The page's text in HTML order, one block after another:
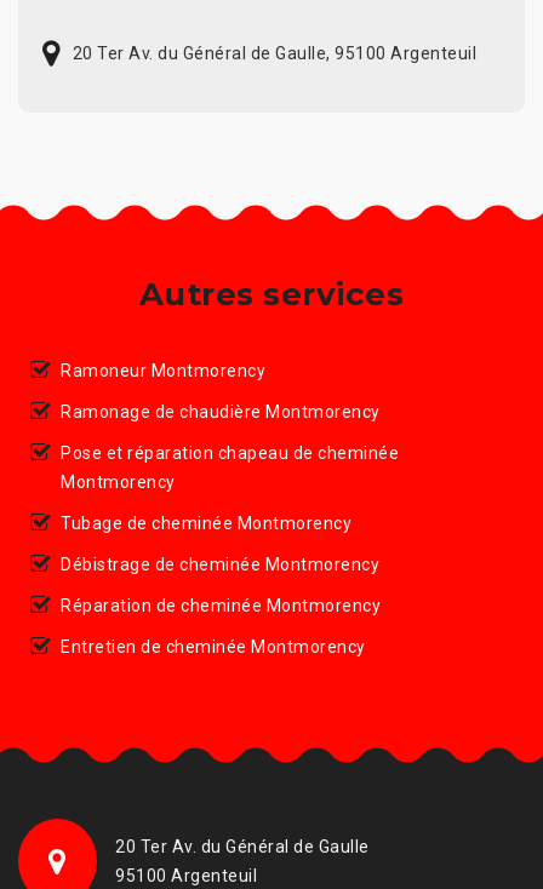
20 Ter Av. du Général de Gaulle, 95100 Argenteuil
Autres services
Ramoneur Montmorency
Ramonage de chaudière Montmorency
Pose et réparation chapeau de cheminée
Montmorency
Tubage de cheminée Montmorency
Débistrage de cheminée Montmorency
Réparation de cheminée Montmorency
Entretien de cheminée Montmorency
20 Ter Av. du Général de Gaulle
95100 Argenteuil